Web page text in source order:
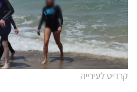
קרדיט לעירייה